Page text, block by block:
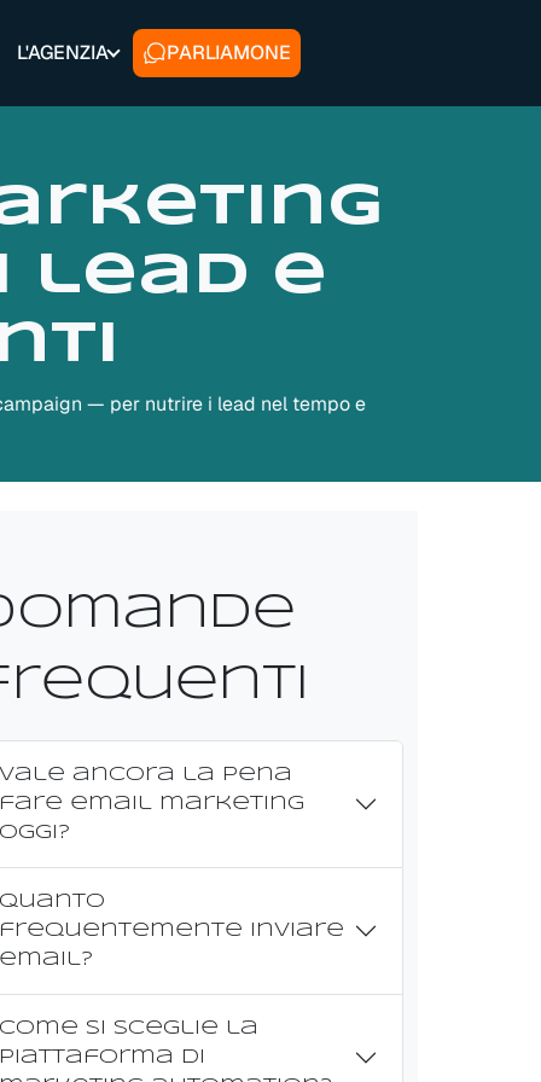
L'AGENZIA PARLIAMONE
lead e
— per nutrire i lead nel tempo e
Vale ancora la pena
fare email marketing
oggi?
Quanto
frequentemente inviare
email?
Come si sceglie la
piattaforma di